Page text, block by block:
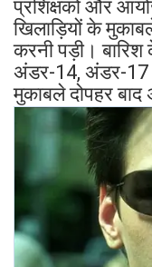
प्रशिक्षकों और
खिलाड़ियों के
करनी पड़ी।
अंडर-14, अंडर-
मुकाबले दोपहर बाद